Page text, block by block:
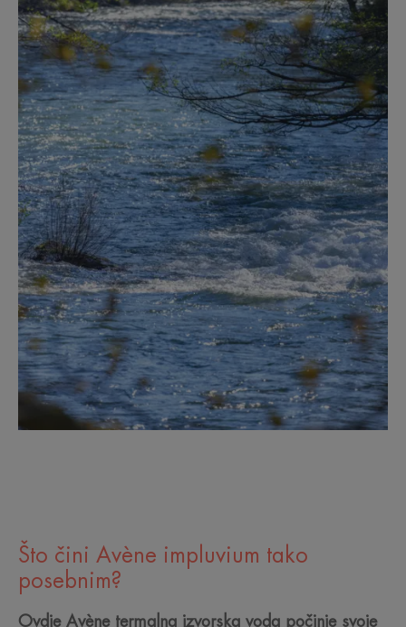
Što čini Avène impluvium tako
posebnim?
Ovdje Avène termalna izvorska voda počinje svoje